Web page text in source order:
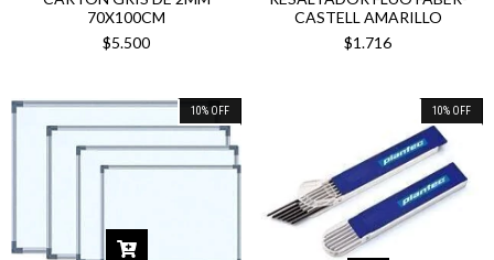
70X100CM
$5.500
CASTELL AMARILLO
$1.716
10% OFF 10% OFF